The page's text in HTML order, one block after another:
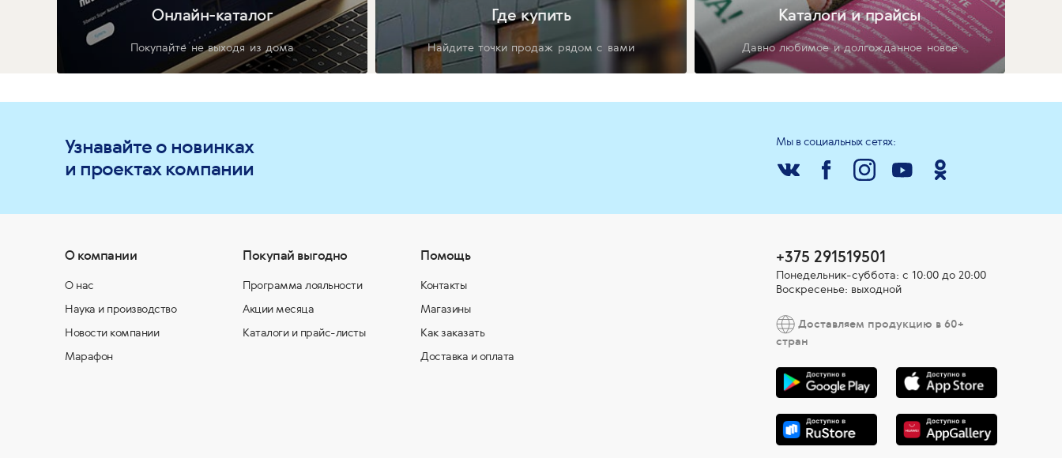
Онлайн-каталог
Покупайте не выходя из дома
Где купить
Найдите точки продаж рядом с вами
Каталоги и прайсы
Давно любимое и долгожданное новое
Узнавайте о новинках
и проектах компании
Мы в социальных сетях:
О компании
О нас
Наука и производство
Новости компании
Марафон
Покупай выгодно
Программа лояльности
Акции месяца
Каталоги и прайс-листы
Помощь
Контакты
Магазины
Как заказать
Доставка и оплата
+375 291519501
Понедельник-суббота: с 10:00 до 20:00
Воскресенье: выходной
Доставляем продукцию в 60+
стран